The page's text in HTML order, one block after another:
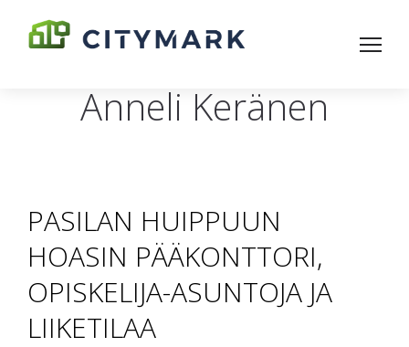
Anneli Keränen
PASILAN HUIPPUUN
HOASIN PÄÄKONTTORI,
OPISKELIJA-ASUNTOJA JA
LIIKETILAA